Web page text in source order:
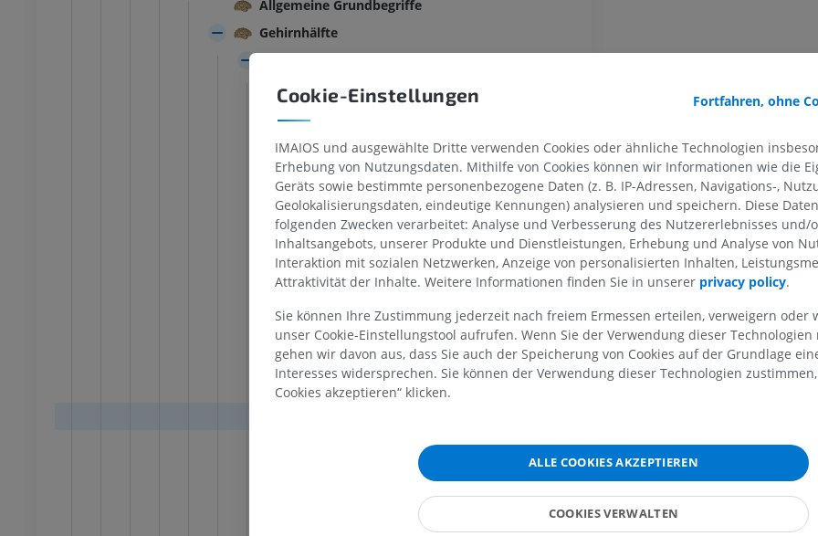
Allgemeine Grundbegriffe
Gehirnhälfte
Alter Anteil
Neuhirnrinde
Heterotypische Rinde
Übergangszone der Rinde
Sechssichtigen Anteil
Hirnrindenschichten
Molekularschicht [Schicht I]
Äußere Körnerschicht [Schicht II]
Äußere Pyramidenschicht [Schicht III]
Innere Körnerschicht [Schicht IV]
Innere Pyramidenschicht [Schicht V]
Tangentialfasergeflecht in Schicht I
Superradiäres Flechtwerk der Schicht II
Äußerer Baillarger-Streifen der Schicht IV
Okzipitalstreifen
Abbildungen
Röntgenaufnahme der
Röntgenbilder
Obere Extremität
Abbildungen
PREMIUM
Arteriografie der oberen
Extremität
Angiographie
Visible Human Project
Fotografie
CT-
MRT des
des Rückfußes
MRT
PREMIUM
MRT Vorfuß
PREMIUM
CTA der
Extremitäten
Beinarterien
CT
Cookie-Einstellungen Fortfahren, ohne
IMAIOS und ausgewählte Dritte verwenden Cookies oder ähnliche Technologien
Erhebung von Nutzungsdaten. Mithilfe von Cookies können wir Informationen wie die
Geräts sowie bestimmte personenbezogene Daten (z. B. IP-Adressen, Navigations-,
Geolokalisierungsdaten, eindeutige Kennungen) analysieren und speichern. Diese
folgenden Zwecken verarbeitet: Analyse und Verbesserung des Nutzererlebnisses und/
Inhaltsangebots, unserer Produkte und Dienstleistungen, Erhebung und Analyse von
Interaktion mit sozialen Netzwerken, Anzeige von personalisierten Inhalten,
Attraktivität der Inhalte. Weitere Informationen finden Sie in unserer privacy policy.
Sie können Ihre Zustimmung jederzeit nach freiem Ermessen erteilen, verweigern oder
unser Cookie-Einstellungstool aufrufen. Wenn Sie der Verwendung dieser
gehen wir davon aus, dass Sie auch der Speicherung von Cookies auf der Grundlage
Interesses widersprechen. Sie können der Verwendung dieser Technologien
Cookies akzeptieren“ klicken.
ALLE COOKIES AKZEPTIEREN
COOKIES VERWALTEN